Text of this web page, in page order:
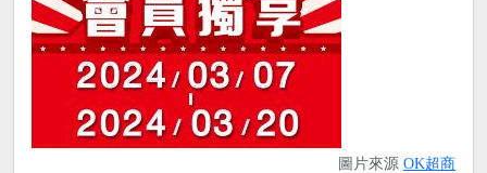
圖片來源 OK超商